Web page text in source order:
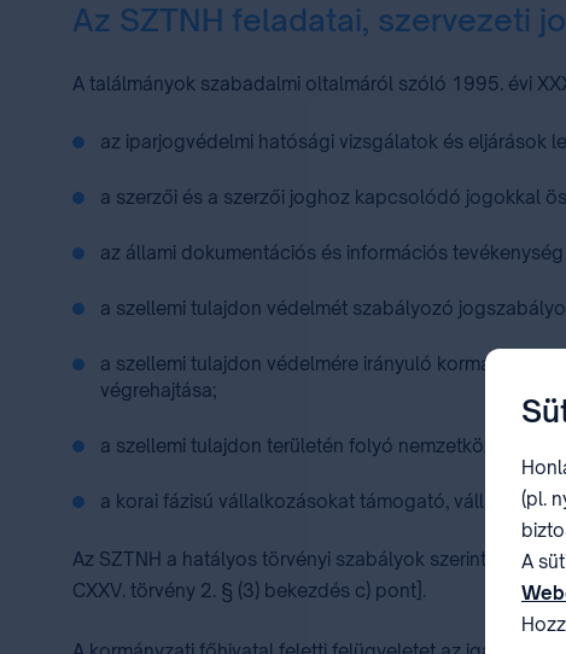
Az SZTNH feladatai, szervezeti
A találmányok szabadalmi oltalmáról szóló 1995. évi
az iparjogvédelmi hatósági vizsgálatok és eljárások
a szerzői és a szerzői joghoz kapcsolódó jogokkal
az állami dokumentációs és információs
a szellemi tulajdon védelmét szabályozó
a szellemi tulajdon védelmére irányuló kormányzati
végrehajtása;
a szellemi tulajdon területén folyó nemzetközi, illetve
a korai fázisú vállalkozásokat támogató,
Az SZTNH a hatályos törvényi szabályok szerint a
CXXV. törvény 2. § (3) bekezdés c) pont].
(pl.
A